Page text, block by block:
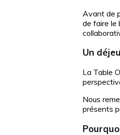
Avant de
de faire le
Un
La Table
Nous
présents